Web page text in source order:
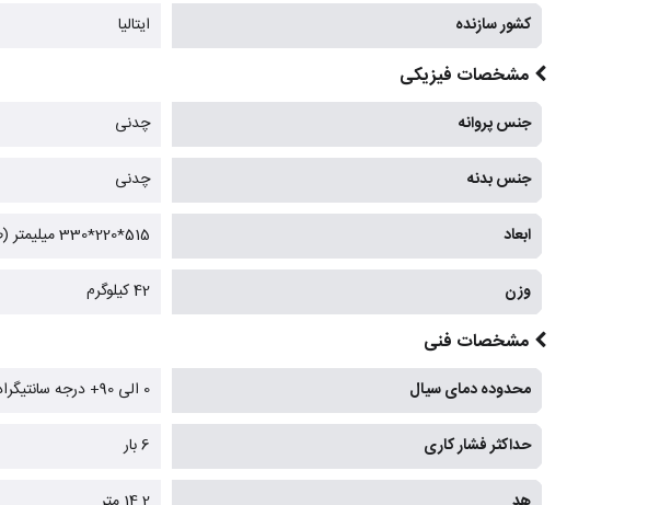
کشور سازنده ایتالیا
مشخصات فیزیکی
جنس پروانه چدنی
جنس بدنه چدنی
ابعاد 515*220*330 میلیمتر (طول*عرض*ارتفاع)
وزن 42 کیلوگرم
مشخصات فنی
محدوده دمای سیال 0 الی 90+ درجه سانتیگراد
حداکثر فشار کاری 6 بار